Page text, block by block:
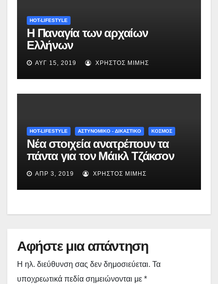
HOT-LIFESTYLE
Η Παναγία των αρχαίων
Ελλήνων
ΑΥΓ 15, 2019 ΧΡΉΣΤΟΣ ΜΊΜΗΣ
HOT-LIFESTYLE ΑΣΤΥΝΟΜΙΚΟ - ΔΙΚΑΣΤΙΚΟ ΚΟΣΜΟΣ
Νέα στοιχεία ανατρέπουν τα
πάντα για τον Μάικλ Τζάκσον
ΑΠΡ 3, 2019 ΧΡΉΣΤΟΣ ΜΊΜΗΣ
Αφήστε μια απάντηση
Η ηλ. διεύθυνση σας δεν δημοσιεύεται. Τα
υποχρεωτικά πεδία σημειώνονται με *